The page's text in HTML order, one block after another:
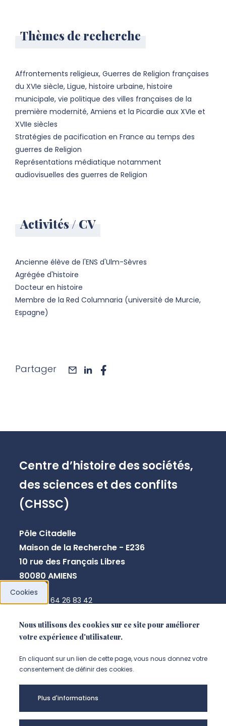
Thèmes de recherche
Affrontements religieux, Guerres de Religion françaises
du XVIe siècle, Ligue, histoire urbaine, histoire
municipale, vie politique des villes françaises de la
première modernité, Amiens et la Picardie aux XVIe et
XVIIe siècles
Stratégies de pacification en France au temps des
guerres de Religion
Représentations médiatique notamment
audiovisuelles des guerres de Religion
Activités / CV
Ancienne élève de l'ENS d'Ulm-Sèvres
Agrégée d'histoire
Docteur en histoire
Membre de la Red Columnaria (université de Murcie,
Espagne)
Partager maillinkedin
Centre d’histoire des sociétés,
des sciences et des conflits
(CHSSC)
Pôle Citadelle
Maison de la Recherche - E236
10 rue des Français Libres
80080 AMIENS
+33 3 64 26 83 42
NOUS CONTACTER
Cookies
Nous utilisons des cookies sur ce site pour améliorer
votre expérience d'utilisateur.
En cliquant sur un lien de cette page, vous nous donnez votre
consentement de définir des cookies.
Plus d'informations